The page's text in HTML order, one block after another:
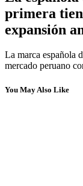
primera
expansión
La marca española
mercado peruano
You May Also Like